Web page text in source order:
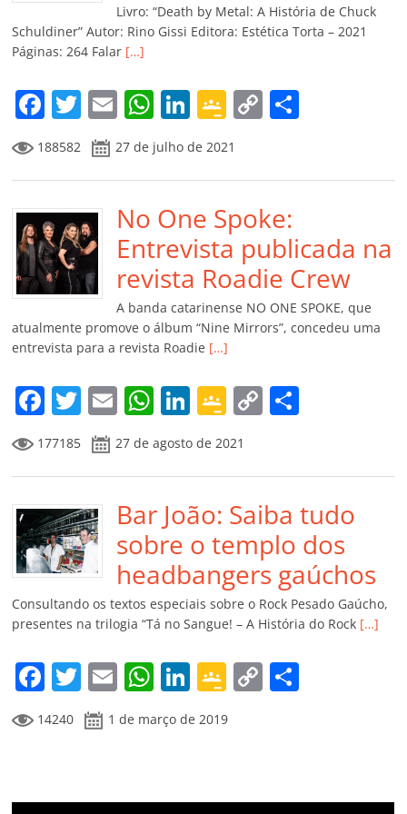
k ss
ro
m
ar
Livro: “Death by Metal: A História de Chuck
Schuldiner” Autor: Rino Gissi Editora: Estética Torta – 2021
Páginas: 264 Falar […]
F
a
c
e
b
o
o
k
T
w
itt
er
E
m
ai
l
W
h
at
s
A
p
p
Li
n
k
e
dI
n
G
o
o
gl
e
Cl
a
ss
ro
o
m
C
y
Li
n
k
p
til
h
ar
188582 27 de julho de 2021
No One Spoke:
Entrevista publicada na
revista Roadie Crew
A banda catarinense NO ONE SPOKE, que
atualmente promove o álbum “Nine Mirrors”, concedeu uma
entrevista para a revista Roadie […]
F
a
c
e
b
o
o
k
T
w
itt
er
E
m
ai
l
W
at
s
A
p
p
Li
n
k
e
dI
n
G
o
o
gl
e
Cl
a
ss
ro
o
m
C
y
Li
n
k
p
ar
til
h
ar
177185 27 de agosto de 2021
Bar João: Saiba tudo
sobre o templo dos
headbangers gaúchos
Consultando os textos especiais sobre o Rock Pesado Gaúcho,
presentes na trilogia “Tá no Sangue! – A História do Rock […]
F
a
c
b
T
w
itt
E
m
ai
W
at
A
Li
n
k
dI
G
o
o
e
C
Li ar
14240 1 de março de 2019